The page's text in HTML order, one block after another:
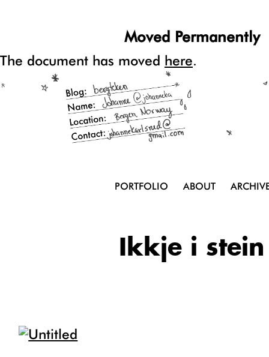
Moved Permanently
The document has moved here.
PORTFOLIO ABOUT
Ikkje i stein